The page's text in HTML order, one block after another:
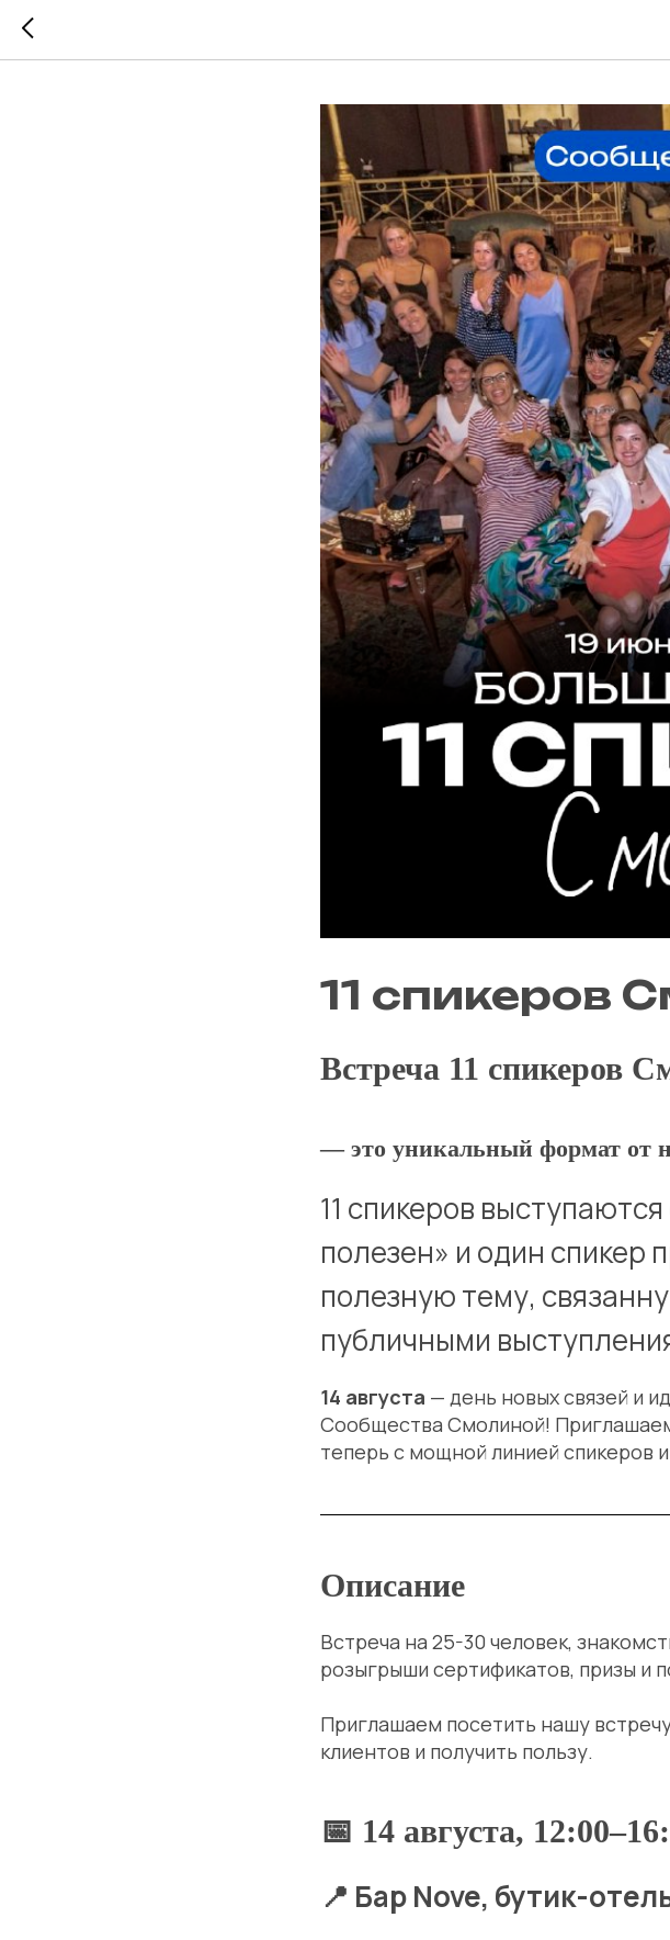
11 спикеров
Встреча 11 спикеров
— это уникальный формат от
11 спикеров
полезен» и один спикер
полезную тему,
публичными
14 августа — день новых связей и
Сообщества Смолиной!
теперь с мощной линией спикеров
Описание
Встреча на 25-30 человек,
розыгрыши сертификатов, призы и
Приглашаем посетить нашу
клиентов и получить пользу.
📅 14 августа,
📍 Бар Nove, бутик-